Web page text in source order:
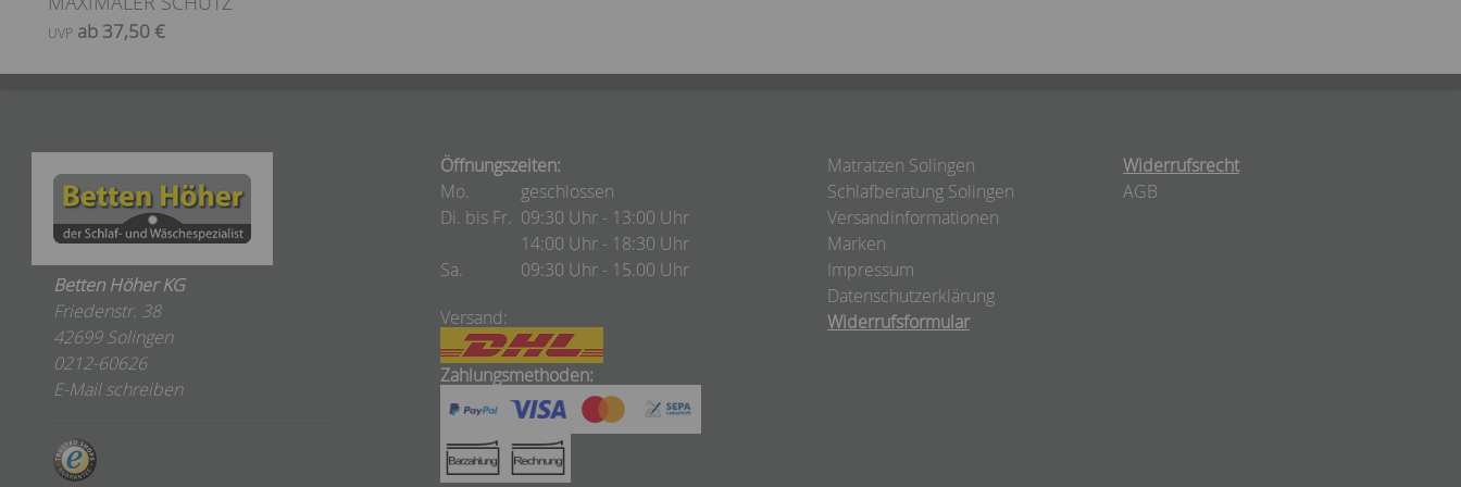
UVP ab 37,50 €
Betten Höher KG
Friedenstr. 38
42699 Solingen
0212-60626
E-Mail schreiben
Öffnungszeiten:
Mo.
geschlossen
Di. bis Fr. 09:30 Uhr - 13:00 Uhr
14:00 Uhr - 18:30 Uhr
Sa.
09:30 Uhr - 15.00 Uhr
Versand:
Zahlungsmethoden:
Matratzen Solingen
Schlafberatung Solingen
Versandinformationen
Marken
Impressum
Datenschutzerklärung
Widerrufsformular
Widerrufsrecht
AGB